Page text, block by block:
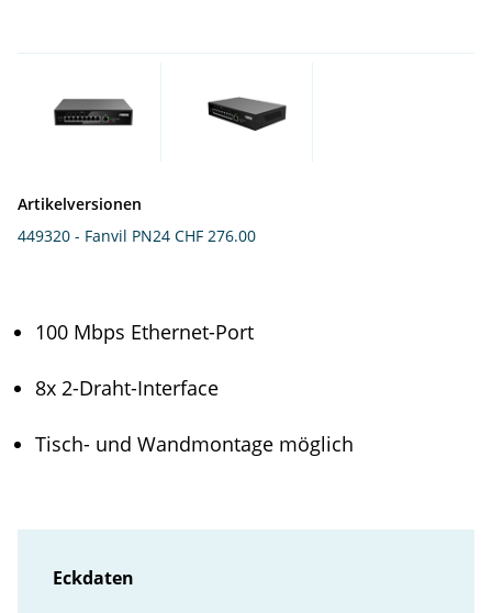
Artikelversionen
449320 - Fanvil PN24 CHF 276.00
100 Mbps Ethernet-Port
8x 2-Draht-Interface
Tisch- und Wandmontage möglich
Eckdaten